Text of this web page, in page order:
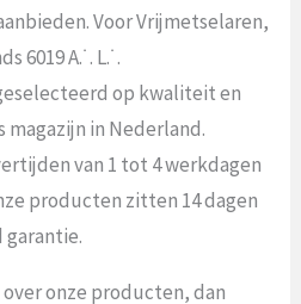
Voor Vrijmetselaren,
6019 A.˙. L.˙.
op kwaliteit en
in Nederland.
van 1 tot 4 werkdagen
producten zitten 14 dagen
onze producten, dan